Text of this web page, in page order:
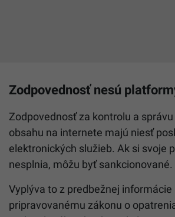
Zodpovednosť nesú
Zodpovednosť za kontrolu a
obsahu na internete majú niesť
elektronických služieb. Ak si svoje
nesplnia, môžu byť sankcionované.
Vyplýva to z predbežnej informácie
pripravovanému zákonu o